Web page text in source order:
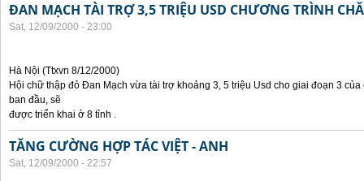
ĐAN MẠCH TÀI TRỢ 3,5 TRIỆU USD CHƯƠNG TRÌNH
Sat, 12/09/2000 - 23:00
Hà Nội (Ttxvn 8/12/2000)
Hội chữ thập đỏ Đan Mạch vừa tài trợ khoảng 3, 5 triệu Usd cho giai đoạn 3
ban đầu, sẽ
được triển khai ở 8 tỉnh .
TĂNG CƯỜNG HỢP TÁC VIỆT - ANH
Sat, 12/09/2000 - 22:57